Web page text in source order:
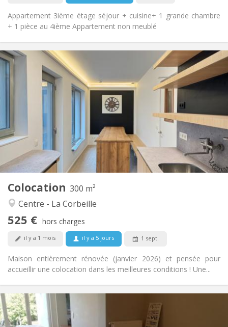
Appartement 3ième étage séjour + cuisine+ 1 grande chambre
+ 1 pièce au 4ième Appartement non meublé
Colocation 300 m²
Centre - La Corbeille
525 € hors charges
il y a 1 mois il y a 5 jours 1 sept.
Maison entièrement rénovée (janvier 2026) et pensée pour
accueillir une colocation dans les meilleures conditions ! Une...
Infos Pratiques
Loyer:
525 €
Charges:
75 €
12 mois, 11 mois, 10 mois, 5-6 mois, 3-4 mois
Domiciliation:
Sous conditions
Aménagement
Salle de bain:
Privée
Cuisine:
Commune
Superficie:
300 m
Pièces privées:
2
Studieuse, communautaire, calme,
Animaux de compagnie:
Non
Infos Pratiques